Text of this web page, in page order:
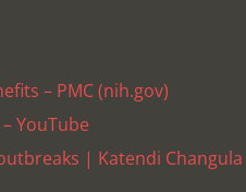
– PMC (nih.gov)
YouTube
| Katendi Changula